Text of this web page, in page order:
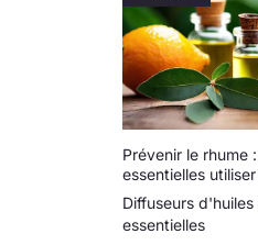
Prévenir le rhume
essentielles utiliser
Diffuseurs d'huiles
essentielles